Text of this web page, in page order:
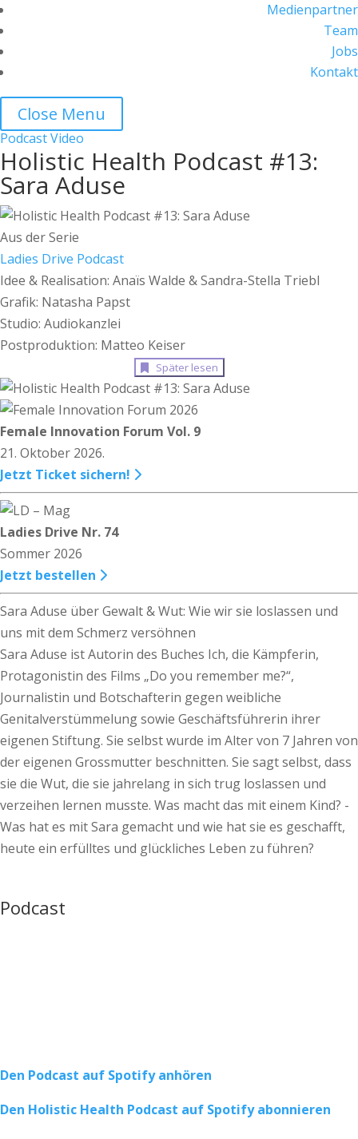
Medienpartner
Team
Jobs
Kontakt
Close Menu
PodcastVideo
Holistic Health Podcast #13:
Sara Aduse
Aus der Serie
Ladies Drive Podcast
Idee & Realisation: Anaïs Walde & Sandra-Stella Triebl
⁠Grafik: Natasha Papst
⁠Studio: Audiokanzlei
⁠Postproduktion: Matteo Keiser
Später lesen
Female Innovation Forum Vol. 9
21. Oktober 2026.
Jetzt Ticket sichern!
Ladies Drive Nr. 74
Sommer 2026
Jetzt bestellen
Sara Aduse über Gewalt & Wut: Wie wir sie loslassen und
uns mit dem Schmerz versöhnen
Sara Aduse ist Autorin des Buches Ich, die Kämpferin,
Protagonistin des Films „Do you remember me?“,
Journalistin und Botschafterin gegen weibliche
Genitalverstümmelung sowie Geschäftsführerin ihrer
eigenen Stiftung. Sie selbst wurde im Alter von 7 Jahren von
der eigenen Grossmutter beschnitten. Sie sagt selbst, dass
sie die Wut, die sie jahrelang in sich trug loslassen und
verzeihen lernen musste. Was macht das mit einem Kind? -
Was hat es mit Sara gemacht und wie hat sie es geschafft,
heute ein erfülltes und glückliches Leben zu führen?
Podcast
Den Podcast auf Spotify anhören
Den Holistic Health Podcast auf Spotify abonnieren